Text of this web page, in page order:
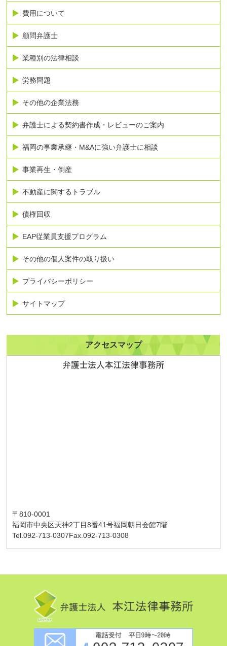
費用について
顧問弁護士
業種別の法律相談
労務問題
その他の企業法務
弁護士による契約書作成・レビューのご案内
福岡の事業承継・M&Aに強い弁護士に相談
事業再生・倒産
不動産に関するトラブル
債権回収
EAP従業員支援プログラム
その他の個人案件の取り扱い
プライバシーポリシー
サイトマップ
アクセスマップ
〒810-0001
福岡市中央区天神2丁目8番41号福岡朝日会館7階
Tel.092-713-0307Fax.092-713-0308